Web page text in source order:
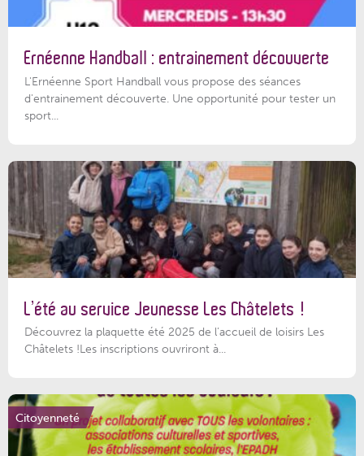
Ernéenne Handball : entrainement découverte
L'Ernéenne Sport Handball vous propose des séances
d'entrainement découverte. Une opportunité pour tester un
sport...
L’été au service Jeunesse Les Châtelets !
Découvrez la plaquette été 2025 de l’accueil de loisirs Les
Châtelets !Les inscriptions ouvriront à...
Citoyenneté